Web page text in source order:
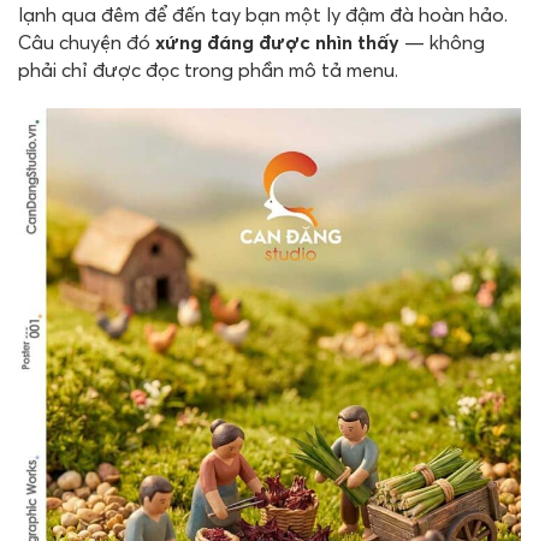
lạnh qua đêm để đến tay bạn một ly đậm đà hoàn hảo.
Câu chuyện đó xứng đáng được nhìn thấy — không
phải chỉ được đọc trong phần mô tả menu.